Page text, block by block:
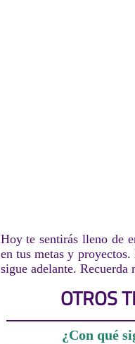
Hoy te sentirás lleno de
en tus metas y
sigue adelante. Recuerda
OTROS
¿Con qué